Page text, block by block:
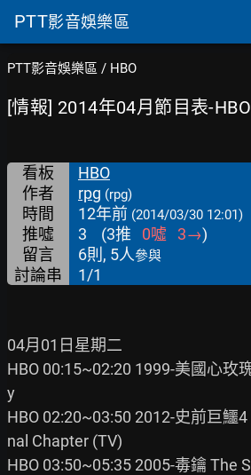
PTT影音娛樂區
PTT影音娛樂區 / HBO
[情報] 2014年04月節目表-HBO
看板
HBO
作者
rpg (rpg)
時間 12年前 (2014/03/30 12:01)
推噓 3 (3推 0噓 3→)
留言
6則, 5人參與
討論串 1/1